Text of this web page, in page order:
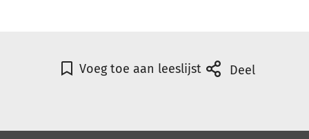
Voeg toe aan leeslijst Deel